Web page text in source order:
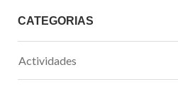
CATEGORÍAS
Actividades